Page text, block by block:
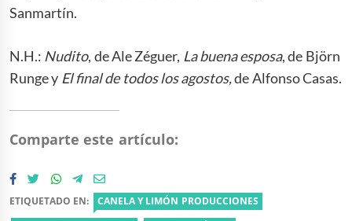
Sanmartín.
N.H.: Nudito, de Ale Zéguer, La buenaesposa, de Björn
Runge y El final de todos losagostos,de Alfonso Casas.
Comparte este artículo:
ETIQUETADO EN:
CANELA Y LIMÓN PRODUCCIONES